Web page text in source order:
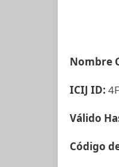
Nombre
ICIJ ID:
Válido
Código